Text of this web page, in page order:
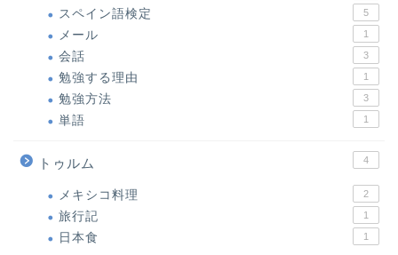
スペイン語検定 5
メール 1
会話 3
勉強する理由 1
勉強方法 3
単語 1
トゥルム 4
メキシコ料理 2
旅行記 1
日本食 1